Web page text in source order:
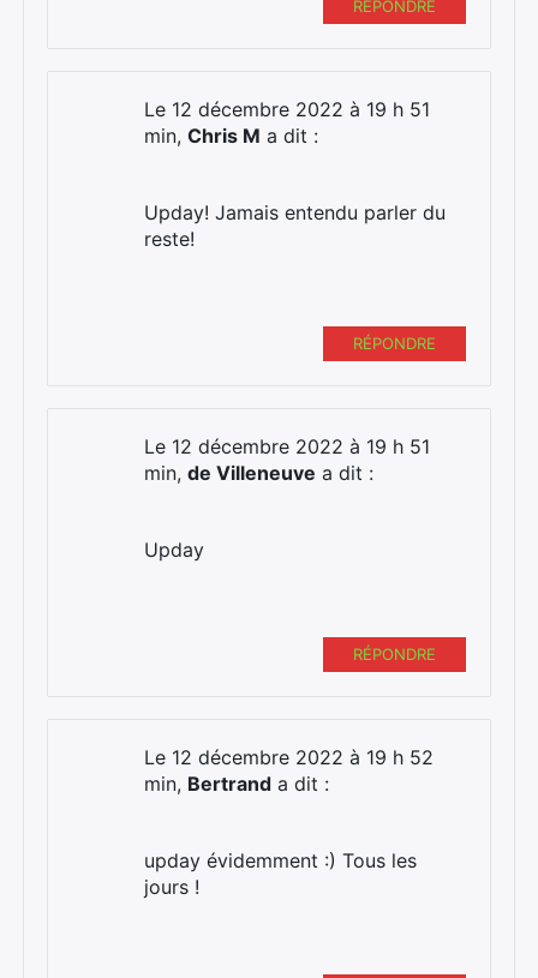
RÉPONDRE
Le 12 décembre 2022 à 19 h 51
min, Chris M a dit :
Upday! Jamais entendu parler du
reste!
RÉPONDRE
Le 12 décembre 2022 à 19 h 51
min, de Villeneuve a dit :
Upday
RÉPONDRE
Le 12 décembre 2022 à 19 h 52
min, Bertrand a dit :
upday évidemment :) Tous les
jours !